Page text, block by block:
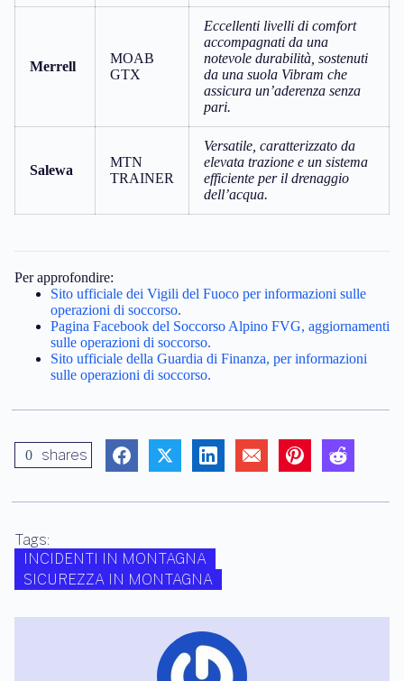
Merrell
MOAB
GTX
Eccellenti livelli di comfort
accompagnati da una
notevole durabilità, sostenuti
da una suola Vibram che
assicura un’aderenza senza
pari.
Salewa
MTN
TRAINER
Versatile, caratterizzato da
elevata trazione e un sistema
efficiente per il drenaggio
dell’acqua.
Per approfondire:
Sito ufficiale dei Vigili del Fuoco per informazioni sulle
operazioni di soccorso.
Pagina Facebook del Soccorso Alpino FVG, aggiornamenti
sulle operazioni di soccorso.
Sito ufficiale della Guardia di Finanza, per informazioni
sulle operazioni di soccorso.
0 shares
Tags:
INCIDENTI IN MONTAGNA
SICUREZZA IN MONTAGNA